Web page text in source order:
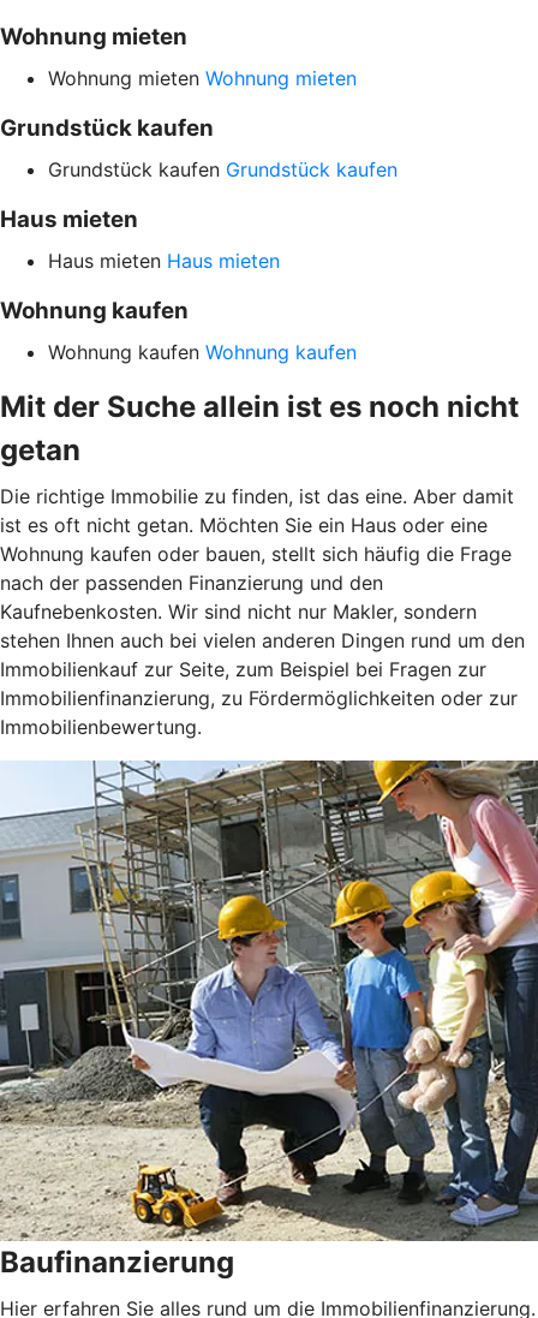
Wohnung mieten
Wohnung mieten Wohnung mieten
Grundstück kaufen
Grundstück kaufen Grundstück kaufen
Haus mieten
Haus mieten Haus mieten
Wohnung kaufen
Wohnung kaufen Wohnung kaufen
Mit der Suche allein ist es noch nicht
getan
Die richtige Immobilie zu finden, ist das eine. Aber damit
ist es oft nicht getan. Möchten Sie ein Haus oder eine
Wohnung kaufen oder bauen, stellt sich häufig die Frage
nach der passenden Finanzierung und den
Kaufnebenkosten. Wir sind nicht nur Makler, sondern
stehen Ihnen auch bei vielen anderen Dingen rund um den
Immobilienkauf zur Seite, zum Beispiel bei Fragen zur
Immobilienfinanzierung, zu Fördermöglichkeiten oder zur
Immobilienbewertung.
Baufinanzierung
Hier erfahren Sie alles rund um die Immobilienfinanzierung.